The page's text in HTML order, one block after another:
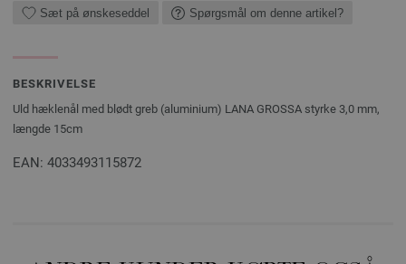
Sæt på ønskeseddel Spørgsmål om denne artikel?
BESKRIVELSE
Uld hæklenål med blødt greb (aluminium) LANA GROSSA styrke 3,0 mm,
længde 15cm
EAN: 4033493115872